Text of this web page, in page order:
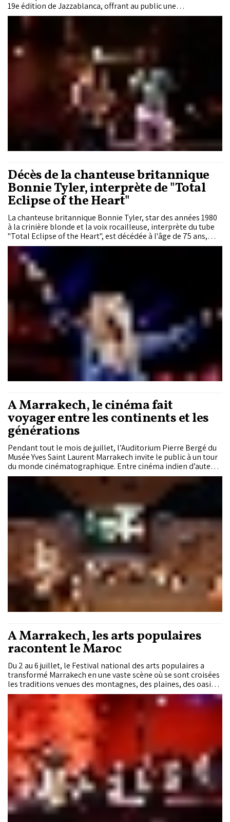
19e édition de Jazzablanca, offrant au public une
programmation éclectique portée par les prestations très
attendues d’Ino Casablanca et du duo cubain Gente de Zona
Shabaka et de Thee Sacred Souls sur la Scène 21.
Décès de la chanteuse britannique
Bonnie Tyler, interprète de "Total
Eclipse of the Heart"
La chanteuse britannique Bonnie Tyler, star des années 1980
à la crinière blonde et la voix rocailleuse, interprète du tube
"Total Eclipse of the Heart", est décédée à l'âge de 75 ans,
après une opération d'urgence en mai au Portugal.
À Marrakech, le cinéma fait
voyager entre les continents et les
générations
Pendant tout le mois de juillet, l’Auditorium Pierre Bergé du
Musée Yves Saint Laurent Marrakech invite le public à un tour
du monde cinématographique. Entre cinéma indien d’auteur,
grands classiques destinés au jeune public et œuvres
africaines contemporaines, cette programmation estivale
fait dialoguer les cultures, les mémoires et les imaginaires à
travers le grand écran.
À Marrakech, les arts populaires
racontent le Maroc
Du 2 au 6 juillet, le Festival national des arts populaires a
transformé Marrakech en une vaste scène où se sont croisées
les traditions venues des montagnes, des plaines, des oasis
et des provinces sahariennes. Au fil des spectacles, les chants,
les danses et les costumes ont raconté un Maroc pluriel,
porté par des femmes et des hommes qui perpétuent un
patrimoine toujours vivant.